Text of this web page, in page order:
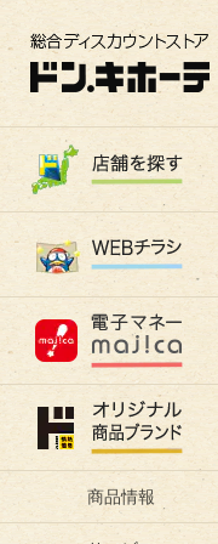
商品情報